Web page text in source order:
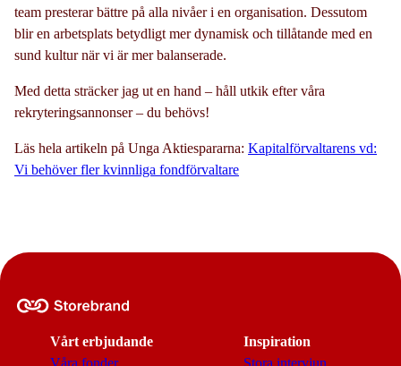
team presterar bättre på alla nivåer i en organisation. Dessutom
blir en arbetsplats betydligt mer dynamisk och tillåtande med en
sund kultur när vi är mer balanserade.
Med detta sträcker jag ut en hand – håll utkik efter våra
rekryteringsannonser – du behövs!
Läs hela artikeln på Unga Aktiespararna: Kapitalförvaltarens vd:
Vi behöver fler kvinnliga fondförvaltare
Vårt erbjudande
Inspiration